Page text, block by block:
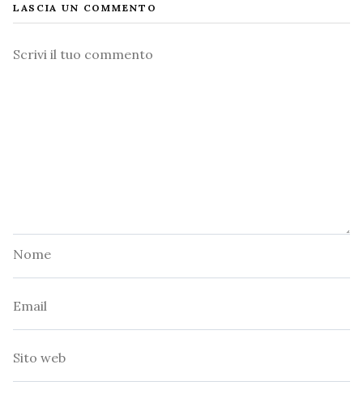
LASCIA UN COMMENTO
Commento